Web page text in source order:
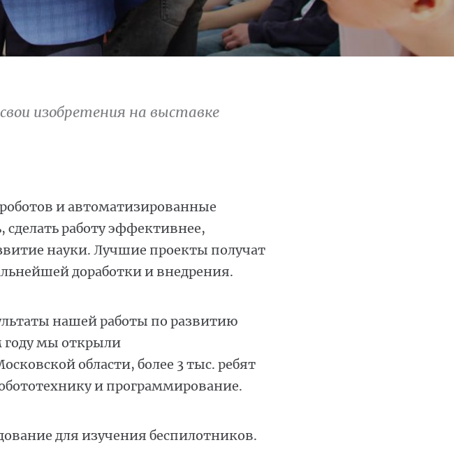
изобретения на выставке
и автоматизированные
работу эффективнее,
науки. Лучшие проекты получат
доработки и внедрения.
нашей работы по развитию
году мы открыли
области, более 3 тыс. ребят
и программирование.
для изучения беспилотников.